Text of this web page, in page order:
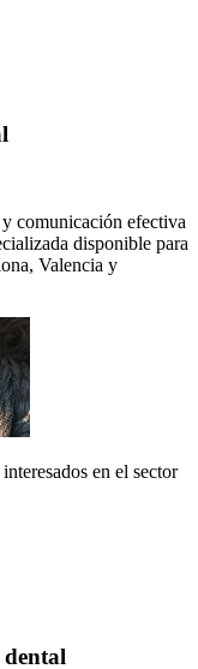
comunicación efectiva
disponible para
Valencia y
en el sector